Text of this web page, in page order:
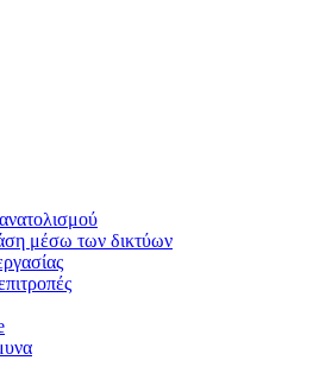
μέσω των δικτύων